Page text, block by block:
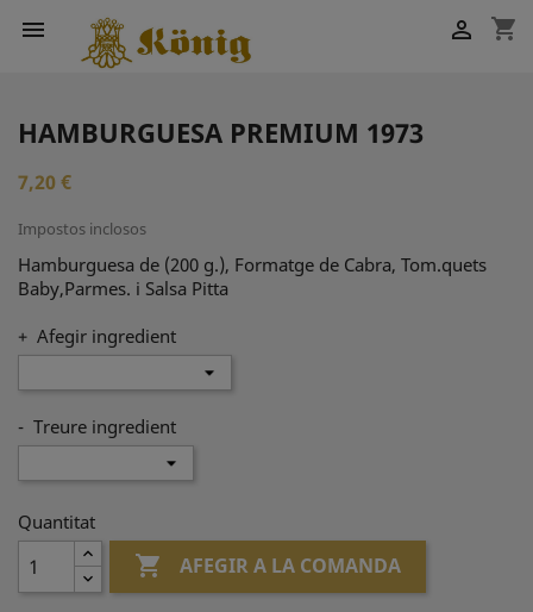
 shopping_cart

HAMBURGUESA PREMIUM 1973
7,20 €
Impostos inclosos
Hamburguesa de (200 g.), Formatge de Cabra, Tom.quets
Baby,Parmes. i Salsa Pitta
+ Afegir ingredient
- Treure ingredient
Quantitat
 AFEGIR A LA COMANDA